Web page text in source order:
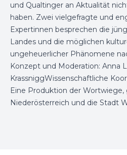
und Qualtinger an Aktualität
haben. Zwei vielgefragte und
Expertinnen besprechen die
Landes und die möglichen
ungeheuerlicher Phänomene
Konzept und Moderation: Anna
KrassniggWissenschaftliche
Eine Produktion der
Niederösterreich und die Stadt